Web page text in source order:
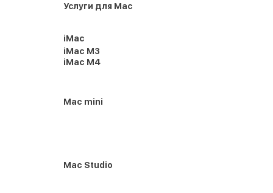
Услуги для Mac
iMac
iMac M3
iMac M4
Mac mini
Mac Studio